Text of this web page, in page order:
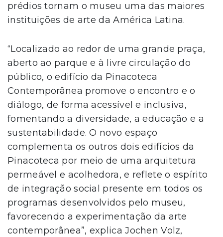
prédios tornam o museu uma das maiores
instituições de arte da América Latina.
“Localizado ao redor de uma grande praça,
aberto ao parque e à livre circulação do
público, o edifício da Pinacoteca
Contemporânea promove o encontro e o
diálogo, de forma acessível e inclusiva,
fomentando a diversidade, a educação e a
sustentabilidade. O novo espaço
complementa os outros dois edifícios da
Pinacoteca por meio de uma arquitetura
permeável e acolhedora, e reflete o espírito
de integração social presente em todos os
programas desenvolvidos pelo museu,
favorecendo a experimentação da arte
contemporânea”, explica Jochen Volz,